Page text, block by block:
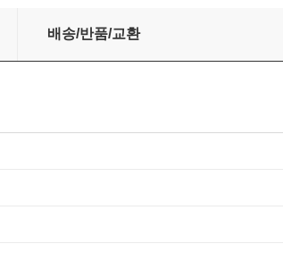
배송/반품/교환